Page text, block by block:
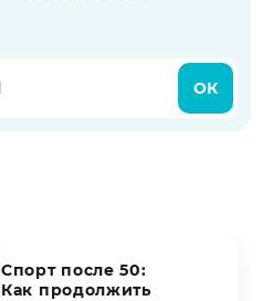
ОК
Спорт после 50:
Как продолжить